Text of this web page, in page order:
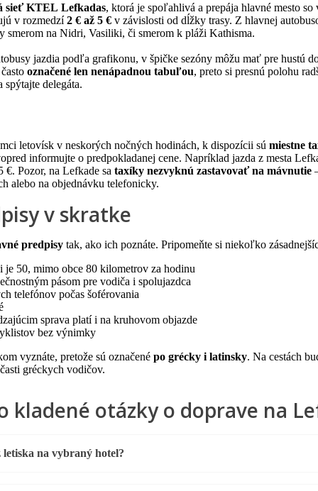
sieť KTEL Lefkadas, ktorá je spoľahlivá a prepája hlavné mesto
v rozmedzí2 € až 5 € v závislosti od dĺžky trasy. Z hlavnej
smerom na Nidri, Vasiliki, či smerom k pláži Kathisma.
jazdia podľa grafikonu, v špičke sezóny môžu mať pre hustú
označené len nenápadnou tabuľou, preto si presnú polohu
delegáta.
letovísk v neskorých nočných hodinách, k dispozícii sú miestne
informujte o predpokladanej cene. Napríklad jazda z mesta
€. Pozor, na Lefkade sa taxíky nezvyknú zastavovať na mávnutie
alebo na objednávku telefonicky.
v skratke
predpisy tak, ako ich poznáte. Pripomeňte si niekoľko
50, mimo obce 80 kilometrov za hodinu
pásom pre vodiča i spolujazdca
telefónov počas šoférovania
sprava platí i na kruhovom objazde
bez výnimky
vyznáte, pretože sú označené po grécky i latinsky. Na cestách
gréckych vodičov.
kladené otázky o doprave na
na vybraný hotel?